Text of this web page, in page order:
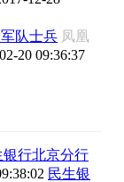
队士兵 凤凰
20 09:36:37
行北京分行
民生银